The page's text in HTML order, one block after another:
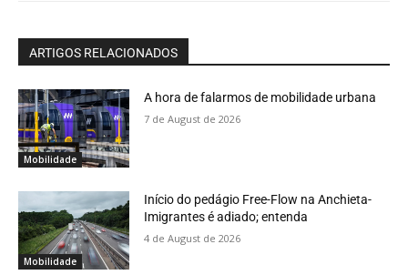
ARTIGOS RELACIONADOS
Mobilidade
A hora de falarmos de mobilidade urbana
7 de August de 2026
Mobilidade
Início do pedágio Free-Flow na Anchieta-
Imigrantes é adiado; entenda
4 de August de 2026